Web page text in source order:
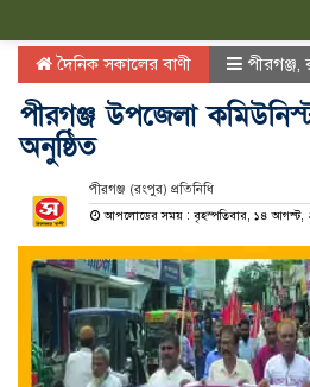
দৈনিক সকালের বাণী পীরগঞ্জ
পীরগঞ্জ উপজেলা
অনুষ্ঠিত
পীরগঞ্জ (রংপুর) প্রতিনিধি
আপলোডের সময় : বৃহস্পতিবার, ১৪ আগস্ট,